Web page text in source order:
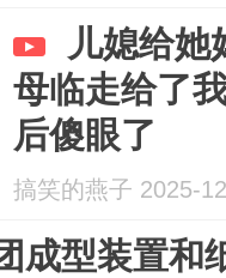
儿媳给她
母临走给了
后傻眼了
搞笑的燕子 2025-
成型装置和